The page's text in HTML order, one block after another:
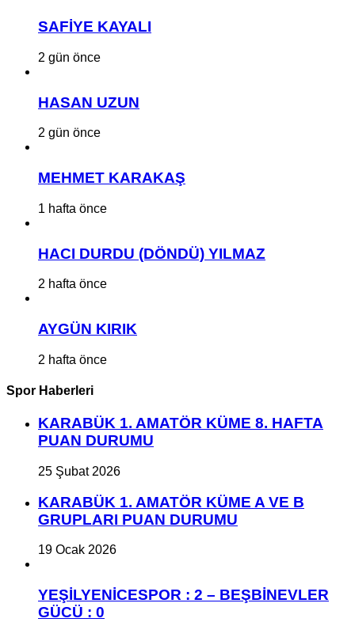
SAFİYE KAYALI
2 gün önce
HASAN UZUN
2 gün önce
MEHMET KARAKAŞ
1 hafta önce
HACI DURDU (DÖNDÜ) YILMAZ
2 hafta önce
AYGÜN KIRIK
2 hafta önce
Spor Haberleri
KARABÜK 1. AMATÖR KÜME 8. HAFTA
PUAN DURUMU
25 Şubat 2026
KARABÜK 1. AMATÖR KÜME A VE B
GRUPLARI PUAN DURUMU
19 Ocak 2026
YEŞİLYENİCESPOR : 2 – BEŞBİNEVLER
GÜCÜ : 0